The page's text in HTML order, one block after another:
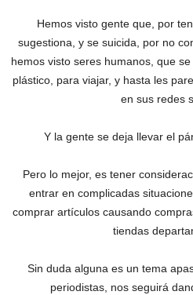
Hemos visto gente que, por
sugestiona, y se suicida, por no
hemos visto seres humanos, que
plástico, para viajar, y hasta les
en sus redes
Y la gente se deja llevar el
Pero lo mejor, es tener
entrar en complicadas
comprar artículos causando
tiendas
Sin duda alguna es un tema
periodistas, nos seguirá